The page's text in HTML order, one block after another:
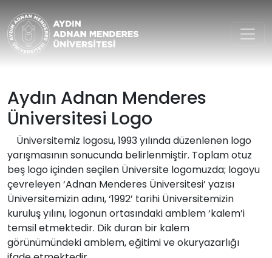
Aydın Adnan Menderes
Aydın Adnan Menderes
Üniversitesi Logo
Üniversitemiz logosu, 1993 yılında düzenlenen logo
yarışmasının sonucunda belirlenmiştir. Toplam otuz
beş logo içinden seçilen Üniversite logomuzda; logoyu
çevreleyen ‘Adnan Menderes Üniversitesi’ yazısı
Üniversitemizin adını, ‘1992’ tarihi Üniversitemizin
kuruluş yılını, logonun ortasındaki amblem ‘kalem’i
temsil etmektedir. Dik duran bir kalem
görünümündeki amblem, eğitimi ve okuryazarlığı